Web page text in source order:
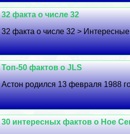
32 факта о числе 32
32 факта о числе 32 >
Топ-50 фактов о JLS
Астон родился 13 февраля 1988
30 интересных фактов о Ное